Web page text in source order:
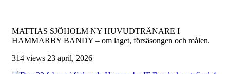
MATTIAS SJÖHOLM NY HUVUDTRÄNARE I
HAMMARBY BANDY – om laget, försäsongen och målen.
314 views 23 april, 2026